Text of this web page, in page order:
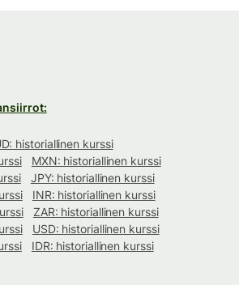
historiallinen kurssi
MXN: historiallinen kurssi
JPY: historiallinen kurssi
INR: historiallinen kurssi
ZAR: historiallinen kurssi
USD: historiallinen kurssi
IDR: historiallinen kurssi